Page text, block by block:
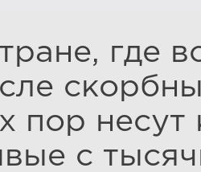
где
пор
с